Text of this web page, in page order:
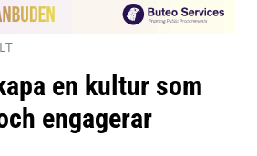
en kultur som
engagerar